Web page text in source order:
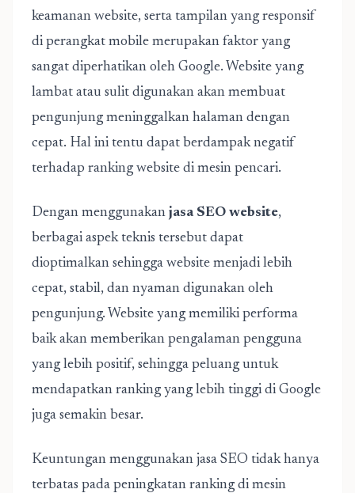
keamanan website, serta tampilan yang responsif
di perangkat mobile merupakan faktor yang
sangat diperhatikan oleh Google. Website yang
lambat atau sulit digunakan akan membuat
pengunjung meninggalkan halaman dengan
cepat. Hal ini tentu dapat berdampak negatif
terhadap ranking website di mesin pencari.
Dengan menggunakan jasa SEO website,
berbagai aspek teknis tersebut dapat
dioptimalkan sehingga website menjadi lebih
cepat, stabil, dan nyaman digunakan oleh
pengunjung. Website yang memiliki performa
baik akan memberikan pengalaman pengguna
yang lebih positif, sehingga peluang untuk
mendapatkan ranking yang lebih tinggi di Google
juga semakin besar.
Keuntungan menggunakan jasa SEO tidak hanya
terbatas pada peningkatan ranking di mesin